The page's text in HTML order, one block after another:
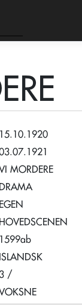
15.10.1920
MORDERE
DRAMA
EGEN
HOVEDSCENEN
1599ab
ISLANDSK
3 /